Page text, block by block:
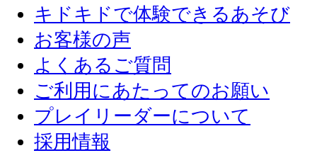
キドキドで体験できるあそび
お客様の声
よくあるご質問
ご利用にあたってのお願い
プレイリーダーについて
採用情報